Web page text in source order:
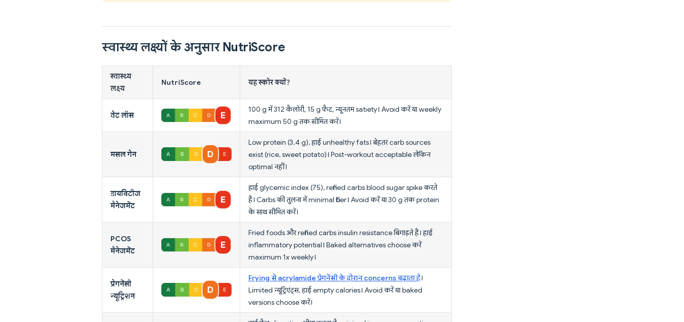
स्वास्थ्य लक्ष्यों के अनुसार NutriScore
स्वास्थ्य
लक्ष्य
NutriScore यह स्कोर क्यों?
वेट लॉस
100 g में 312 कैलोरी, 15 g फैट, न्यूनतम satiety। Avoid करें या weekly
maximum 50 g तक सीमित करें।
मसल गेन
Low protein (3.4 g), हाई unhealthy fats। बेहतर carb sources
exist (rice, sweet potato)। Post-workout acceptable लेकिन
optimal नहीं।
डायबिटीज
मैनेजमेंट
हाई glycemic index (75), refined carbs blood sugar spike करते
हैं। Carbs की तुलना में minimal fiber। Avoid करें या 30 g तक protein
के साथ सीमित करें।
PCOS
मैनेजमेंट
Fried foods और refined carbs insulin resistance बिगाड़ते हैं। हाई
inflammatory potential। Baked alternatives choose करें
maximum 1x weekly।
प्रेगनेंसी
न्यूट्रिशन
Frying से acrylamide प्रेगनेंसी के दौरान concerns बढ़ाता है।
Limited न्यूट्रिएंट्स, हाई empty calories। Avoid करें या baked
versions choose करें।